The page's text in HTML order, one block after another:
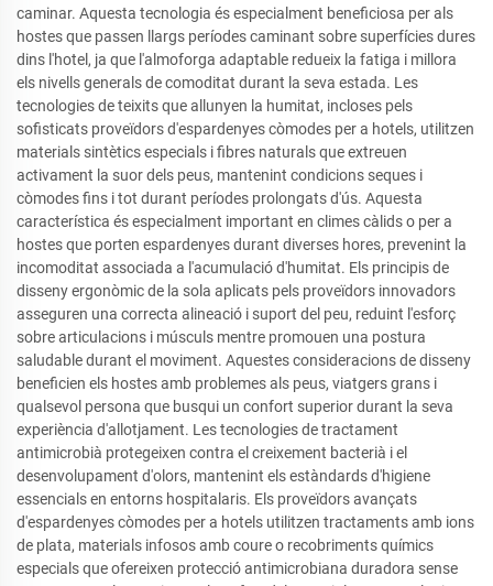
caminar. Aquesta tecnologia és especialment beneficiosa per als
hostes que passen llargs períodes caminant sobre superfícies dures
dins l'hotel, ja que l'almoforga adaptable redueix la fatiga i millora
els nivells generals de comoditat durant la seva estada. Les
tecnologies de teixits que allunyen la humitat, incloses pels
sofisticats proveïdors d'espardenyes còmodes per a hotels, utilitzen
materials sintètics especials i fibres naturals que extreuen
activament la suor dels peus, mantenint condicions seques i
còmodes fins i tot durant períodes prolongats d'ús. Aquesta
característica és especialment important en climes càlids o per a
hostes que porten espardenyes durant diverses hores, prevenint la
incomoditat associada a l'acumulació d'humitat. Els principis de
disseny ergonòmic de la sola aplicats pels proveïdors innovadors
asseguren una correcta alineació i suport del peu, reduint l'esforç
sobre articulacions i músculs mentre promouen una postura
saludable durant el moviment. Aquestes consideracions de disseny
beneficien els hostes amb problemes als peus, viatgers grans i
qualsevol persona que busqui un confort superior durant la seva
experiència d'allotjament. Les tecnologies de tractament
antimicrobià protegeixen contra el creixement bacterià i el
desenvolupament d'olors, mantenint els estàndards d'higiene
essencials en entorns hospitalaris. Els proveïdors avançats
d'espardenyes còmodes per a hotels utilitzen tractaments amb ions
de plata, materials infosos amb coure o recobriments químics
especials que ofereixen protecció antimicrobiana duradora sense